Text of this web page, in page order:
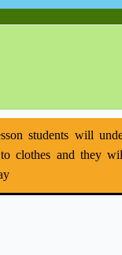
students will
clothes and they